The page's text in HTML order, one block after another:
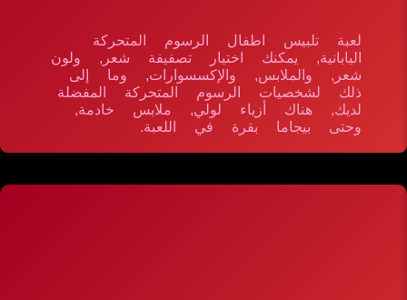
لعبة تلبيس اطفال الرسوم المتحركة
اليابانية, يمكنك اختيار تصفيفة شعر, ولون
شعر, والملابس, والإكسسوارات, وما إلى
ذلك لشخصيات الرسوم المتحركة المفضلة
لديك, هناك أزياء لولي, ملابس خادمة,
وحتى بيجاما بقرة في اللعبة.